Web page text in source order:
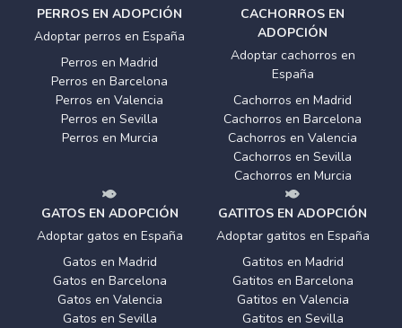
PERROS EN ADOPCIÓN
Adoptar perros en España
Perros en Madrid
Perros en Barcelona
Perros en Valencia
Perros en Sevilla
Perros en Murcia
CACHORROS EN
ADOPCIÓN
Adoptar cachorros en
España
Cachorros en Madrid
Cachorros en Barcelona
Cachorros en Valencia
Cachorros en Sevilla
Cachorros en Murcia
GATOS EN ADOPCIÓN
Adoptar gatos en España
Gatos en Madrid
Gatos en Barcelona
Gatos en Valencia
Gatos en Sevilla
GATITOS EN ADOPCIÓN
Adoptar gatitos en España
Gatitos en Madrid
Gatitos en Barcelona
Gatitos en Valencia
Gatitos en Sevilla